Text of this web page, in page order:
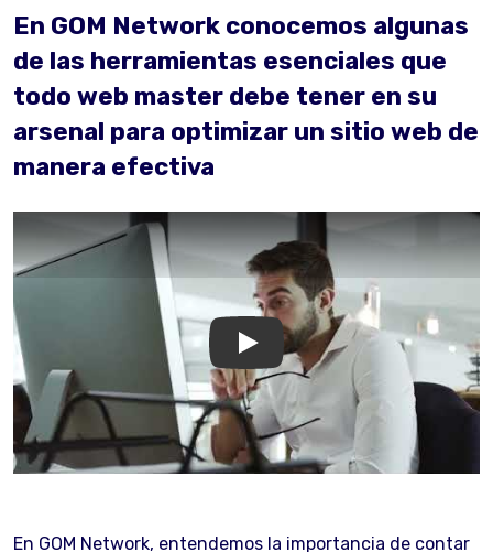
En GOM Network conocemos algunas
de las herramientas esenciales que
todo web master debe tener en su
arsenal para optimizar un sitio web de
manera efectiva
GOM Network
En GOM Network, entendemos la importancia de contar